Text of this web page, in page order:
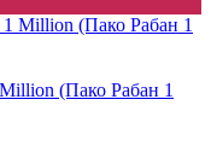
(Пако Рабан 1